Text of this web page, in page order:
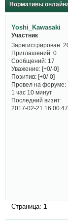
Нормативы
Yoshi_Kawasaki
Участник
Зарегистрирован:
Приглашений:0
Сообщений:17
Уважение: [+0/-0]
Позитив: [+0/-0]
Провел на форуме:
1 час 10 минут
Последний визит:
2017-02-21 16:00:47
Страница: 1